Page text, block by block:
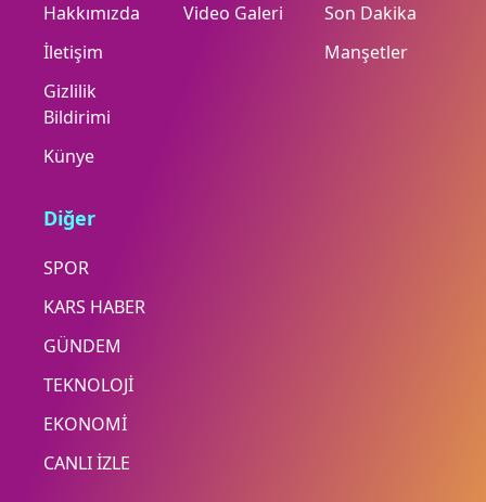
Hakkımızda
İletişim
Gizlilik
Bildirimi
Künye
Video Galeri
Son Dakika
Manşetler
Diğer
SPOR
KARS HABER
GÜNDEM
TEKNOLOJİ
EKONOMİ
CANLI İZLE